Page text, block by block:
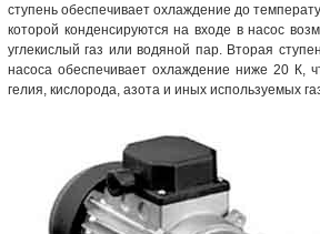
ступень обеспечивает охлаждение до
которой конденсируются на входе в насос
углекислый газ или водяной пар. Вторая
насоса обеспечивает охлаждение ниже 20 К,
гелия, кислорода, азота и иных используемых